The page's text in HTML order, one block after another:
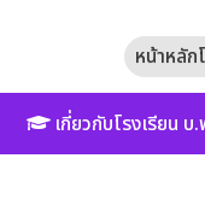
หน้าหลัก
เกี่ยวกับโรงเรียน บ